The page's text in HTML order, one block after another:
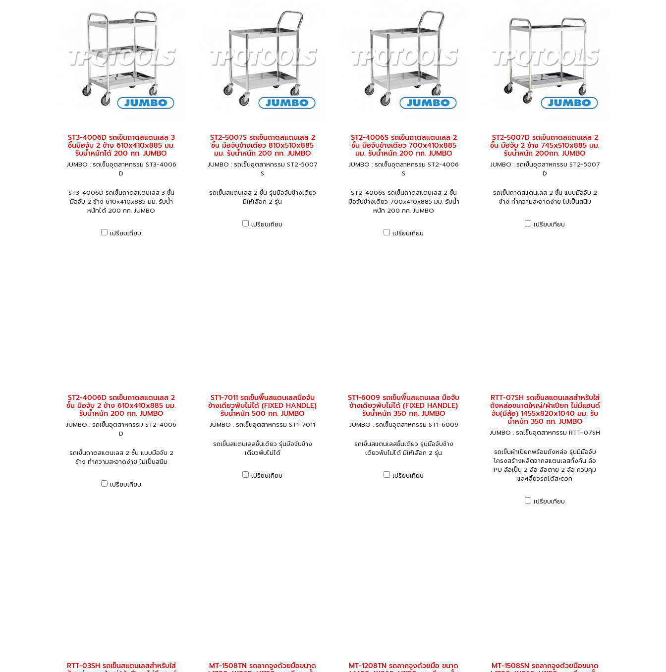
ST3-4006D รถเข็นถาดสแตนเลส 3
ชั้นมือจับ 2 ข้าง 610x410x885 มม.
รับน้ำหนักได้ 200 กก. JUMBO
JUMBO : รถเข็นอุตสาหกรรม ST3-4006
D
ST3-4006D รถเข็นถาดสแตนเลส 3 ชั้น
มือจับ 2 ข้าง 610x410x885 มม. รับน้ำ
หนักได้ 200 กก. JUMBO
เปรียบเทียบ
ST2-5007S รถเข็นถาดสแตนเลส 2
ชั้น มือจับข้างเดียว 810x510x885
มม. รับน้ำหนัก 200 กก. JUMBO
JUMBO : รถเข็นอุตสาหกรรม ST2-5007
S
รถเข็นสแตนเลส 2 ชั้น รุ่นมือจับข้างเดียว
มีให้เลือก 2 รุ่น
เปรียบเทียบ
ST2-4006S รถเข็นถาดสแตนเลส 2
ชั้น มือจับข้างเดียว 700x410x885
มม. รับน้ำหนัก 200 กก. JUMBO
JUMBO : รถเข็นอุตสาหกรรม ST2-4006
S
ST2-4006S รถเข็นถาดสแตนเลส 2 ชั้น
มือจับข้างเดียว 700x410x885 มม. รับน้ำ
หนัก 200 กก. JUMBO
เปรียบเทียบ
ST2-5007D รถเข็นถาดสแตนเลส 2
ชั้น มือจับ 2 ข้าง 745x510x885 มม.
รับน้ำหนัก 200กก. JUMBO
JUMBO : รถเข็นอุตสาหกรรม ST2-5007
D
รถเข็นถาดสแตนเลส 2 ชั้น แบบมือจับ 2
ข้าง ทำความสะอาดง่าย ไม่เป็นสนิม
เปรียบเทียบ
ST2-4006D รถเข็นถาดสแตนเลส 2
ชั้น มือจับ 2 ข้าง 610x410x885 มม.
รับน้ำหนัก 200 กก. JUMBO
JUMBO : รถเข็นอุตสาหกรรม ST2-4006
D
รถเข็นถาดสแตนเลส 2 ชั้น แบบมือจับ 2
ข้าง ทำความสะอาดง่าย ไม่เป็นสนิม
เปรียบเทียบ
ST1-7011 รถเข็นพื้นสแตนเลสมือจับ
ข้างเดียวพับไม่ได้ (FIXED HANDLE)
รับน้ำหนัก 500 กก. JUMBO
JUMBO : รถเข็นอุตสาหกรรม ST1-7011
รถเข็นสแตนเลสชั้นเดียว รุ่นมือจับข้าง
เดียวพับไม่ได้
เปรียบเทียบ
ST1-6009 รถเข็นพื้นสแตนเลส มือจับ
ข้างเดียวพับไม่ได้ (FIXED HANDLE)
รับน้ำหนัก 350 กก. JUMBO
JUMBO : รถเข็นอุตสาหกรรม ST1-6009
รถเข็นสแตนเลสชั้นเดียว รุ่นมือจับข้าง
เดียวพับไม่ได้ มีให้เลือก 2 รุ่น
เปรียบเทียบ
RTT-07SH รถเข็นสแตนเลสสำหรับใส่
ถังหล่อขนาดใหญ่/ผ้าเปียก ไม่มีแฮนด์
จับ(มีล้อ) 1455x820x1040 มม. รับ
น้ำหนัก 350 กก. JUMBO
JUMBO : รถเข็นอุตสาหกรรม RTT-07SH
รถเข็นผ้าเปียกพร้อมถังหล่อ รุ่นมีมือจับ
โครงสร้างผลิตจากสแตนเลสทั้งคัน ล้อ
PU ล้อเป็น 2 ล้อ ล้อตาย 2 ล้อ ควบคุม
และเลี้ยวรถได้สะดวก
เปรียบเทียบ
RTT-03SH รถเข็นสแตนเลสสำหรับใส่ MT-1508TN รถลากจูงด้วยมือขนาด MT-1208TN รถลากจูงด้วยมือ ขนาด MT-1508SN รถลากจูงด้วยมือขนาด